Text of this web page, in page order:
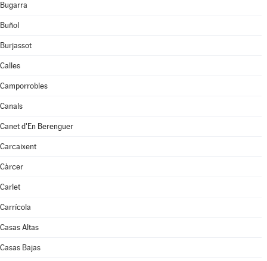
Bugarra
Buñol
Burjassot
Calles
Camporrobles
Canals
Canet d'En Berenguer
Carcaixent
Càrcer
Carlet
Carrícola
Casas Altas
Casas Bajas